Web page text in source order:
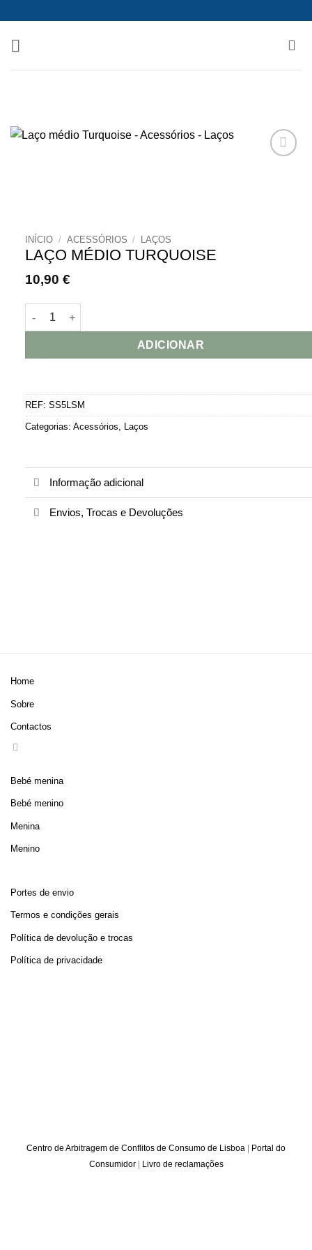
content
INÍCIO / ACESSÓRIOS / LAÇOS
LAÇO MÉDIO TURQUOISE
10,90 €
Quantidade de Laço médio Turquoise
ADICIONAR
REF: SS5LSM
Categorias: Acessórios Laços
Informação adicional
Envios, Trocas e Devoluções
Home
Sobre
Contactos
Bebé menina
Bebé menino
Menina
Menino
Portes de envio
Termos e condições gerais
Política de devolução e trocas
Política de privacidade
Centro de Arbitragem de Conflitos de Consumo de Lisboa | Portal do
Consumidor | Livro de reclamações